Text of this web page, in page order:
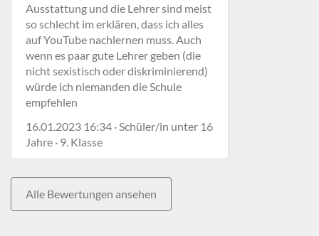
Ausstattung und die Lehrer sind meist
so schlecht im erklären, dass ich alles
auf YouTube nachlernen muss. Auch
wenn es paar gute Lehrer geben (die
nicht sexistisch oder diskriminierend)
würde ich niemanden die Schule
empfehlen
16.01.2023 16:34 · Schüler/in unter 16
Jahre · 9. Klasse
Alle Bewertungen ansehen